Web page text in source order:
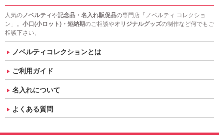
人気のノベルティや記念品・名入れ販促品の専門店「ノベルティ コレクショ
ン」。 小口(小ロット)・短納期のご相談やオリジナルグッズの制作など何でもご
相談下さい。
ノベルティコレクションとは
ご利用ガイド
名入れについて
よくある質問